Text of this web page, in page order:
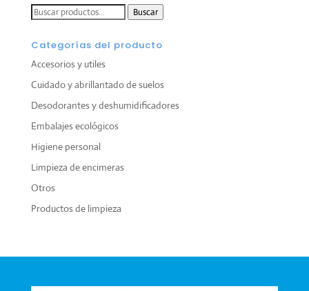
Buscar
Buscar
Categorías del producto
Accesorios y utiles
Cuidado y abrillantado de suelos
Desodorantes y deshumidificadores
Embalajes ecológicos
Higiene personal
Limpieza de encimeras
Otros
Productos de limpieza